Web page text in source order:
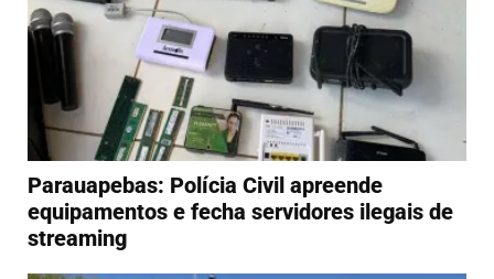
Parauapebas: Polícia Civil apreende
equipamentos e fecha servidores ilegais de
streaming